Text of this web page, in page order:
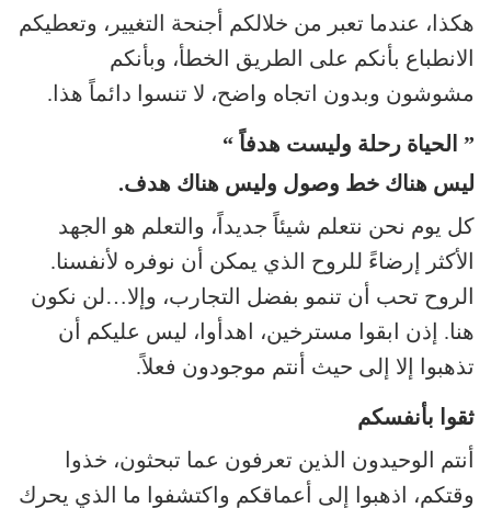
هكذا، عندما تعبر من خلالكم أجنحة التغيير، وتعطيكم
الانطباع بأنكم على الطريق الخطأ، وبأنكم
مشوشون وبدون اتجاه واضح، لا تنسوا دائماً هذا.
” الحياة رحلة وليست هدفاً “
ليس هناك خط وصول وليس هناك هدف.
كل يوم نحن نتعلم شيئاً جديداً، والتعلم هو الجهد
الأكثر إرضاءً للروح الذي يمكن أن نوفره لأنفسنا.
الروح تحب أن تنمو بفضل التجارب، وإلا…لن نكون
هنا. إذن ابقوا مسترخين، اهدأوا، ليس عليكم أن
تذهبوا إلا إلى حيث أنتم موجودون فعلاً.
ثقوا بأنفسكم
أنتم الوحيدون الذين تعرفون عما تبحثون، خذوا
وقتكم، اذهبوا إلى أعماقكم واكتشفوا ما الذي يحرك